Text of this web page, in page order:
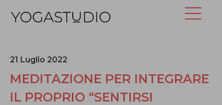
21 Luglio 2022
MEDITAZIONE PER INTEGRARE
IL PROPRIO “SENTIRSI